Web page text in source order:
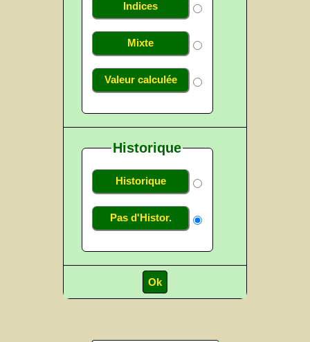
Indices
Mixte
Valeur calculée
Historique
Historique
Pas d'Histor.